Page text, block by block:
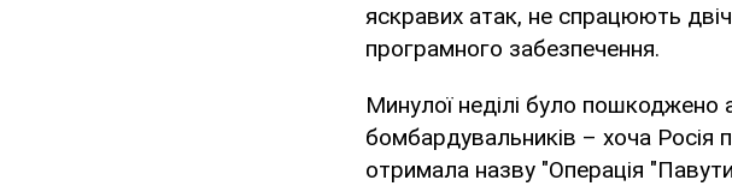
яскравих атак, не спрацюють
програмного забезпечення.
Минулої неділі було пошкоджено
бомбардувальників – хоча Росія
отримала назву "Операція